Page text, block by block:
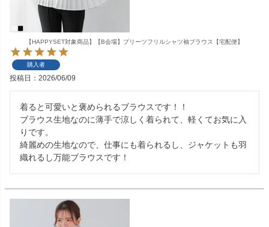
【HAPPYSET対象商品】【B会場】プリーツフリルシャツ袖ブラウス【宅配便】
購入者
投稿日 2026/06/09
着ると可愛いと褒められるブラウスです！！
ブラウス生地なのに薄手で涼しく着られて、軽くてお気に入
りです。
綺麗めの生地なので、仕事にも着られるし、ジャケットも羽
織れるし万能ブラウスです！